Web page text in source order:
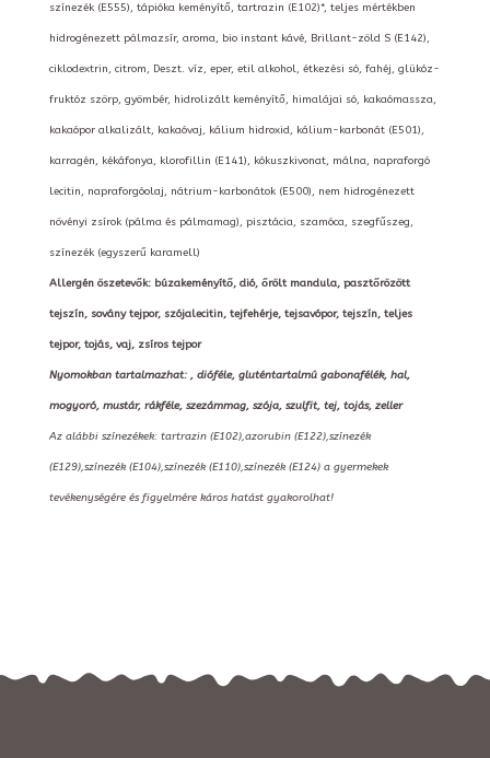
színezék (E555), tápióka keményítő, tartrazin (E102)*, teljes mértékben
hidrogénezett pálmazsír, aroma, bio instant kávé, Brillant-zöld S (E142),
ciklodextrin, citrom, Deszt. víz, eper, etil alkohol, étkezési só, fahéj, glükóz-
fruktóz szörp, gyömbér, hidrolizált keményítő, himalájai só, kakaómassza,
kakaópor alkalizált, kakaóvaj, kálium hidroxid, kálium-karbonát (E501),
karragén, kékáfonya, klorofillin (E141), kókuszkivonat, málna, napraforgó
lecitin, napraforgóolaj, nátrium-karbonátok (E500), nem hidrogénezett
növényi zsírok (pálma és pálmamag), pisztácia, szamóca, szegfűszeg,
színezék (egyszerű karamell)
Allergén öszetevők: búzakeményítő, dió, őrölt mandula, pasztőrözött
tejszín, sovány tejpor, szójalecitin, tejfehérje, tejsavópor, tejszín, teljes
tejpor, tojás, vaj, zsíros tejpor
Nyomokban tartalmazhat: , dióféle, gluténtartalmú gabonafélék, hal,
mogyoró, mustár, rákféle, szezámmag, szója, szulfit, tej, tojás, zeller
Az alábbi színezékek: tartrazin (E102),azorubin (E122),színezék
(E129),színezék (E104),színezék (E110),színezék (E124) a gyermekek
tevékenységére és figyelmére káros hatást gyakorolhat!